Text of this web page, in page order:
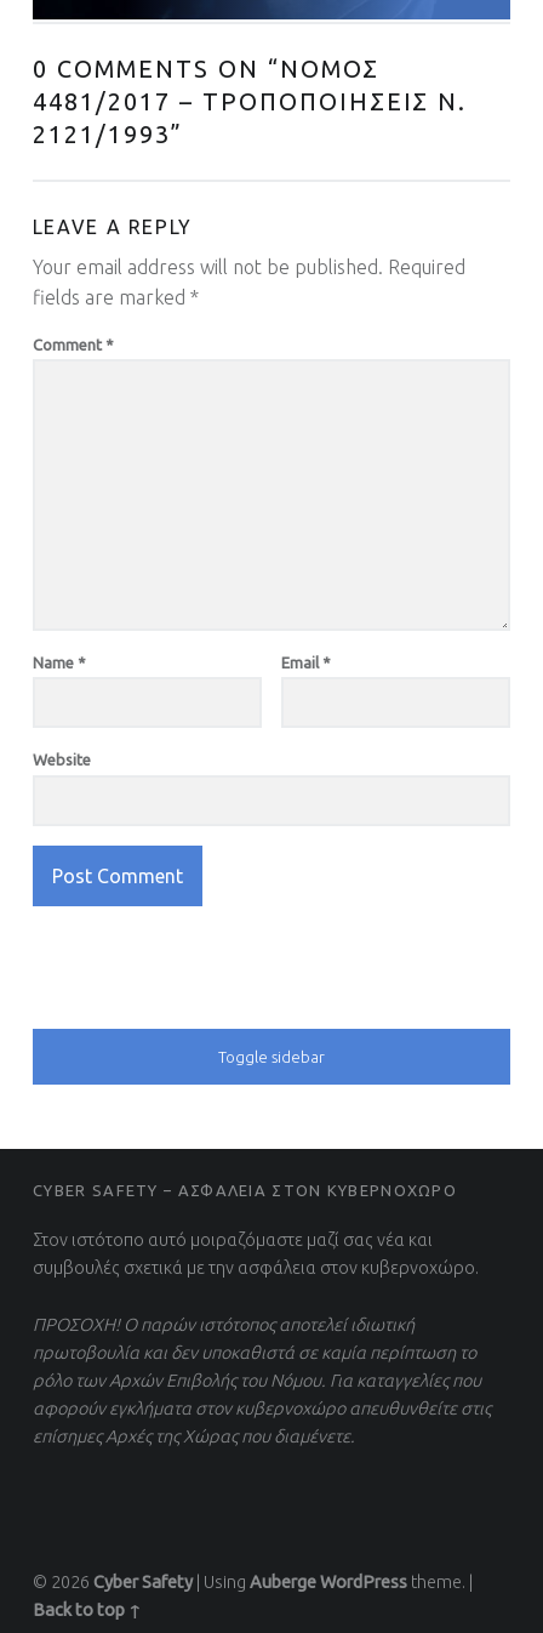
0 COMMENTS ON “ΝΟΜΟΣ
4481/2017 – ΤΡΟΠΟΠΟΙΗΣΕΙΣ Ν.
2121/1993”
LEAVE A REPLY
Your email address will not be published. Required
fields are marked *
Comment *
Name * Email *
Website
SIDEBAR
Toggle sidebar
FOOTER SIDEBAR
CYBER SAFETY – ΑΣΦΑΛΕΙΑ ΣΤΟΝ ΚΥΒΕΡΝΟΧΩΡΟ
Στον ιστότοπο αυτό μοιραζόμαστε μαζί σας νέα και
συμβουλές σχετικά με την ασφάλεια στον κυβερνοχώρο.
ΠΡΟΣΟΧΗ! Ο παρών ιστότοπος αποτελεί ιδιωτική
πρωτοβουλία και δεν υποκαθιστά σε καμία περίπτωση το
ρόλο των Αρχών Επιβολής του Νόμου. Για καταγγελίες που
αφορούν εγκλήματα στον κυβερνοχώρο απευθυνθείτε στις
επίσημες Αρχές της Χώρας που διαμένετε.
© 2026 Cyber Safety Using AubergeWordPresstheme.
Back to top ↑